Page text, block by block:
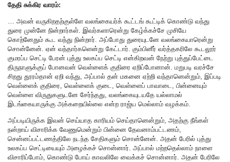
தேதி சுக்கிர வாரம்:
… அவன் வருகிறதற்குள்ளே வலங்கையர்க் கூட்டங் கூட்டிக் கொண்டு வந்து
துரை முன்னே நின்றார்கள். இவர்களாரென்று கேழ்க்கச்சே முசியே
கொற்னேதும் கூட வந்து நின்றார். அப்போது துரையுடனே வலங்கையாரென்று
சொன்னேன். ஏன் வந்தார்களென்று கேட்டார். கும்பினீர் வர்த்தகரிலே கூடலூர்
குமரப்ப செட்டி பேரன் புத்து உலகப்ப செட்டி என்கிறவன் நேற்று புத்துப்பேட்டை
திருநாளுக்குப் போனவன் வெள்ளைக் குதிரை ஏறிப்போனான். மறுபடி வரச்சே
சிறது தூரம்தான் ஏறி வந்து, அப்பால் தன் மகனை ஏற்றி வந்தானென்றும், இப்படி
வெள்ளைக் குதிரை, வெள்ளைக் குடை, வெள்ளைப் பாவாடை, பின்னையும்
வெள்ளை விருதுகளுடனே சேர்ந்தது, வலங்கையுடயதே யல்லாமல்
இடங்கையாருக்கு அக்கறையில்லை என்ற ராஜ்ய மெல்லாம் வழக்கம்.
அப்படியிருக்க இவன் செய்யாத காரியம் செய்தானென்றும், அதற்கு நீங்கள்
நன்றாய் விசாரிக்க வேணுமென்றும் பின்னை தேவனாம்பட்டணம்,
சென்னப்பட்டணத்திலே நடந்த சேதிகளும் சொன்னேன். அதன் பேரில் புத்து
உலகப்ப செட்டியையும் அழைக்கச் சொன்னார். அப்பால் மற்றதெல்லாம் நாளை
விசாரிப்போம், கொண்டு போய் காவலிலே வைக்கச் சொன்னார். அதன் பேரிலே